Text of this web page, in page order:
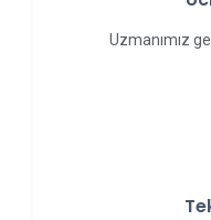
Uzmanımız